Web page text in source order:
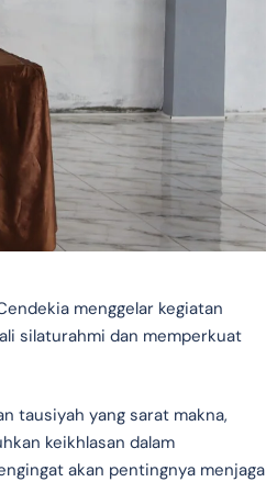
menggelar kegiatan
silaturahmi dan memperkuat
tausiyah yang sarat makna,
keikhlasan dalam
akan pentingnya menjaga